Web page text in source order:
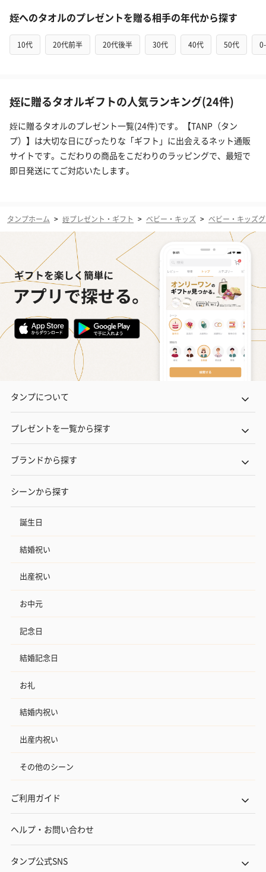
姪へのタオルのプレゼントを贈る相手の年代から探す
10代 20代前半 20代後半 30代 40代 50代
姪に贈るタオルギフトの人気ランキング(24件)
姪に贈るタオルのプレゼント一覧(24件)です。【TANP（タン
プ）】は大切な日にぴったりな「ギフト」に出会えるネット通販
サイトです。こだわりの商品をこだわりのラッピングで、最短で
即日発送にてご対応いたします。
タンプホーム > 姪プレゼント・ギフト > ベビー・キッズ > ベビー・キッズ
タンプについて
プレゼントを一覧から探す
ブランドから探す
シーンから探す
誕生日
結婚祝い
出産祝い
お中元
記念日
結婚記念日
お礼
結婚内祝い
出産内祝い
その他のシーン
ご利用ガイド
ヘルプ・お問い合わせ
タンプ公式SNS